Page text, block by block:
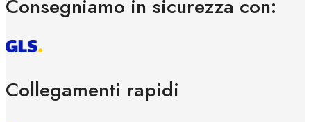
Consegniamo in sicurezza con:
Collegamenti rapidi